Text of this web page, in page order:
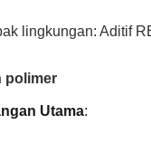
lingkungan: Aditif
polimer
Utama: